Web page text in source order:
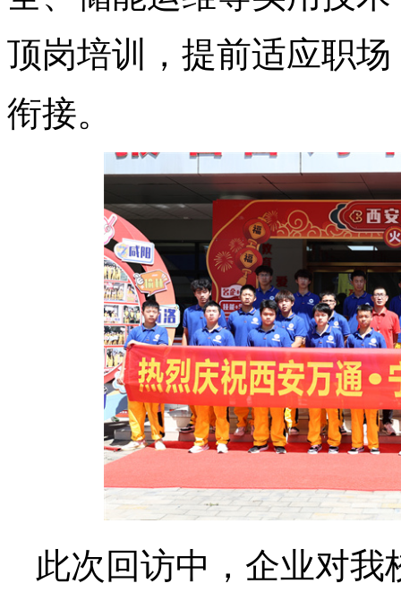
顶岗培训，提前适应职
衔接。
此次回访中，企业对